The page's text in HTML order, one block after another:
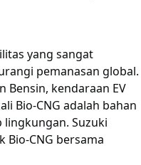
yang sangat
pemanasan global.
Bensin, kendaraan EV
Bio-CNG adalah bahan
Suzuki
Bio-CNG bersama